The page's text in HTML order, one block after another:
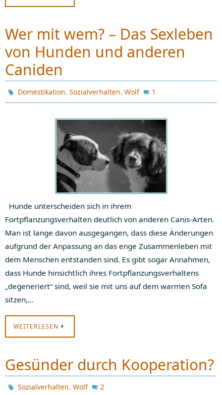
Wer mit wem? – Das Sexleben
von Hunden und anderen
Caniden
Domestikation,Sozialverhalten,Wolf 1
Hunde unterscheiden sich in ihrem
Fortpflanzungsverhalten deutlich von anderen Canis-Arten.
Man ist lange davon ausgegangen, dass diese Änderungen
aufgrund der Anpassung an das enge Zusammenleben mit
dem Menschen entstanden sind. Es gibt sogar Annahmen,
dass Hunde hinsichtlich ihres Fortpflanzungsverhaltens
„degeneriert“ sind, weil sie mit uns auf dem warmen Sofa
sitzen,…
WEITERLESEN
Gesünder durch Kooperation?
Sozialverhalten,Wolf 2